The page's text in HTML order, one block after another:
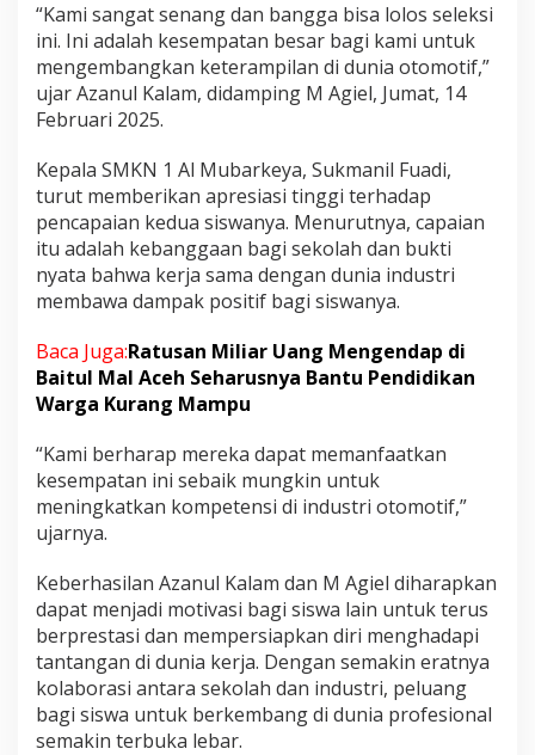
o
s
S
e
s
i
A
k
a
d
e
i
K
o
m
n
i
t
a
o
y
o
t
a
I
n
d
“Kami sangat senang dan bangga bisa lolos seleksi
ini. Ini adalah kesempatan besar bagi kami untuk
mengembangkan keterampilan di dunia otomotif,”
ujar Azanul Kalam, didamping M Agiel, Jumat, 14
Februari 2025.
Kepala SMKN 1 Al Mubarkeya, Sukmanil Fuadi,
turut memberikan apresiasi tinggi terhadap
pencapaian kedua siswanya. Menurutnya, capaian
itu adalah kebanggaan bagi sekolah dan bukti
nyata bahwa kerja sama dengan dunia industri
membawa dampak positif bagi siswanya.
Baca Juga:Ratusan Miliar Uang Mengendap di
Baitul Mal Aceh Seharusnya Bantu Pendidikan
Warga Kurang Mampu
“Kami berharap mereka dapat memanfaatkan
kesempatan ini sebaik mungkin untuk
meningkatkan kompetensi di industri otomotif,”
ujarnya.
Keberhasilan Azanul Kalam dan M Agiel diharapkan
dapat menjadi motivasi bagi siswa lain untuk terus
berprestasi dan mempersiapkan diri menghadapi
tantangan di dunia kerja. Dengan semakin eratnya
kolaborasi antara sekolah dan industri, peluang
bagi siswa untuk berkembang di dunia profesional
semakin terbuka lebar.